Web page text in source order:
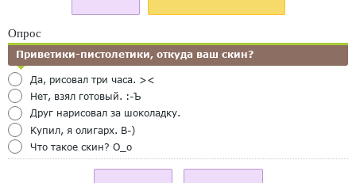
Опрос
Приветики-пистолетики, откуда ваш скин?
Да, рисовал три часа. ><
Нет, взял готовый. :-Ъ
Друг нарисовал за шоколадку.
Купил, я олигарх. B-)
Что такое скин? O_o